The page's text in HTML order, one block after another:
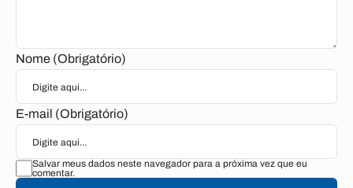
Nome (Obrigatório)
E-mail (Obrigatório)
Salvar meus dados neste navegador para a próxima vez que eu
comentar.